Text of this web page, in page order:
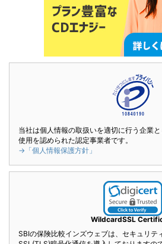
当社は個人情報の取扱いを適切に行う企業
使用を認められた認定事業者です。
→「個人情報保護方針」
WildcardSSL
SBIの保険比較インズウェブは、セキュリテ